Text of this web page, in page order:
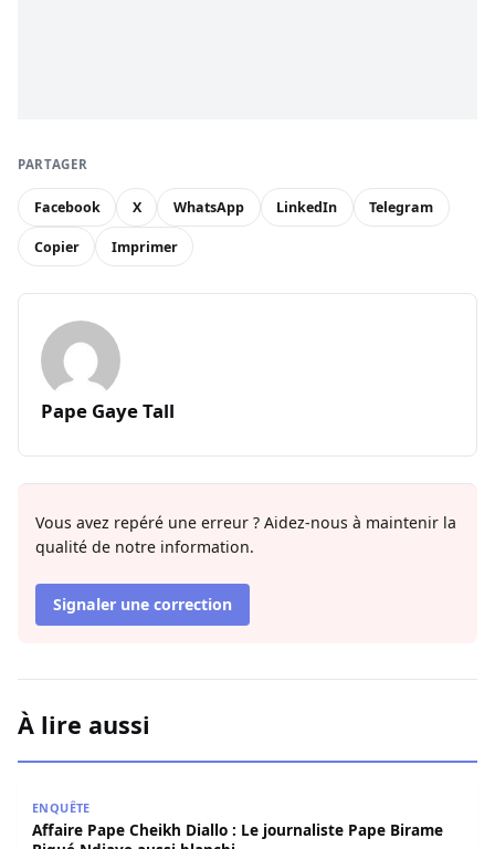
PARTAGER
Facebook X WhatsApp LinkedIn Telegram
Copier Imprimer
Pape Gaye Tall
Vous avez repéré une erreur ? Aidez-nous à maintenir la
qualité de notre information.
Signaler une correction
À lire aussi
ENQUÊTE
Affaire Pape Cheikh Diallo : Le journaliste Pape Birame